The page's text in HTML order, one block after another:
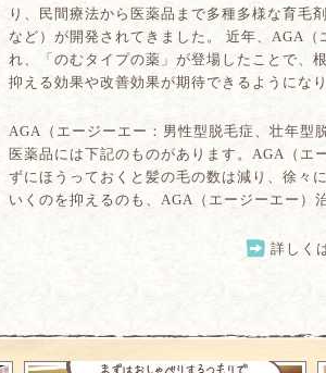
り、民間療法から医薬品まで多種多様な育毛
など）が開発されてきました。 近年、AGA
れ、「のむタイプの薬」が登場したことで、
抑える効果や改善効果が期待できるようになり
AGA（エージーエー：男性型脱毛症、壮年型
医薬品には下記のものがあります。AGA（エ
ずにほうっておくと髪の毛の数は減り、徐々
いくのを抑えるのも、AGA（エージーエー）
詳しく